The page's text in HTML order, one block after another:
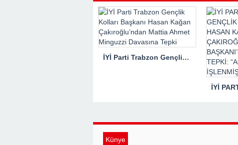
İYİ Parti Trabzon Gençlik Kolları Başkanı Hasan Kağan Çakıroğlu’ndan Mattia Ahmet Minguzzi Davasına Tepki
Künye